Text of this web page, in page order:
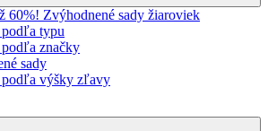
60%! Zvýhodnené sady žiaroviek
typu
značky
sady
výšky zľavy